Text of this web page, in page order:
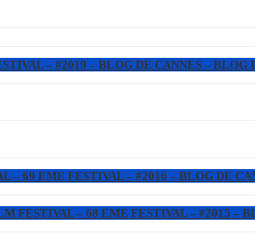
– #2019 – BLOG DE CANNES – BLOG
– 69 EME FESTIVAL – #2016 – BLOG DE
FESTIVAL – 68 EME FESTIVAL – #2015 –